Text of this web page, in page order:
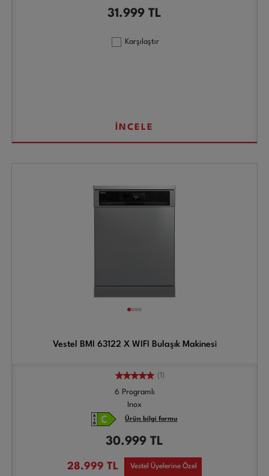
31.999 TL
Karşılaştır
İNCELE
Vestel BMI 63122 X WIFI Bulaşık Makinesi
(1)
6 Programlı
Inox
Ürün bilgi formu
30.999 TL
28.999 TL Vestel Üyelerine Özel